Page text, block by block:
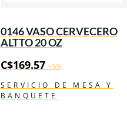
0146 VASO CERVECERO
ALTTO 20 OZ
C$169.57 +IVA
SERVICIO DE MESA Y
BANQUETE